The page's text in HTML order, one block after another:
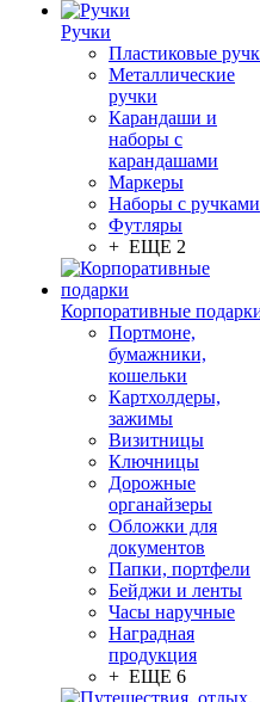
Ручки
Пластиковые
Металлические
ручки
Карандаши и
наборы с
карандашами
Маркеры
Наборы с ручками
Футляры
+ ЕЩЕ 2
Корпоративные
Портмоне,
бумажники,
кошельки
Картхолдеры,
зажимы
Визитницы
Ключницы
Дорожные
органайзеры
Обложки для
документов
Папки, портфели
Бейджи и ленты
Часы наручные
Наградная
продукция
+ ЕЩЕ 6